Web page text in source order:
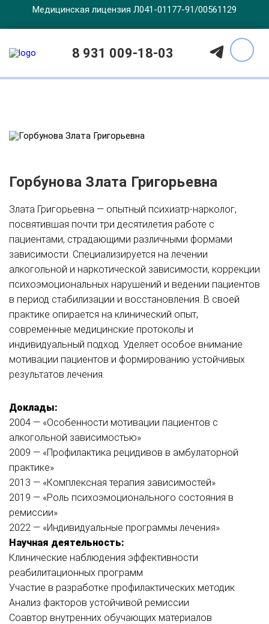
Медицинская лицензия Л041-01177-91/00561129
8 931 009-18-03
Горбунова Злата Григорьевна
Злата Григорьевна — опытный психиатр-нарколог,
посвятившая почти три десятилетия работе с
пациентами, страдающими различными формами
зависимости. Специализируется на лечении
алкогольной и наркотической зависимости, коррекции
психоэмоциональных нарушений и ведении пациентов
в период стабилизации и восстановления. В своей
практике опирается на клинический опыт,
современные медицинские протоколы и
индивидуальный подход. Уделяет особое внимание
мотивации пациентов и формированию устойчивых
результатов лечения.
Доклады:
2004 — «Особенности мотивации пациентов с
алкогольной зависимостью»
2009 — «Профилактика рецидивов в амбулаторной
практике»
2013 — «Комплексная терапия зависимостей»
2019 — «Роль психоэмоционального состояния в
ремиссии»
2022 — «Индивидуальные программы лечения»
Научная деятельность:
Клинические наблюдения эффективности
реабилитационных программ
Участие в разработке профилактических методик
Анализ факторов устойчивой ремиссии
Соавтор внутренних обучающих материалов